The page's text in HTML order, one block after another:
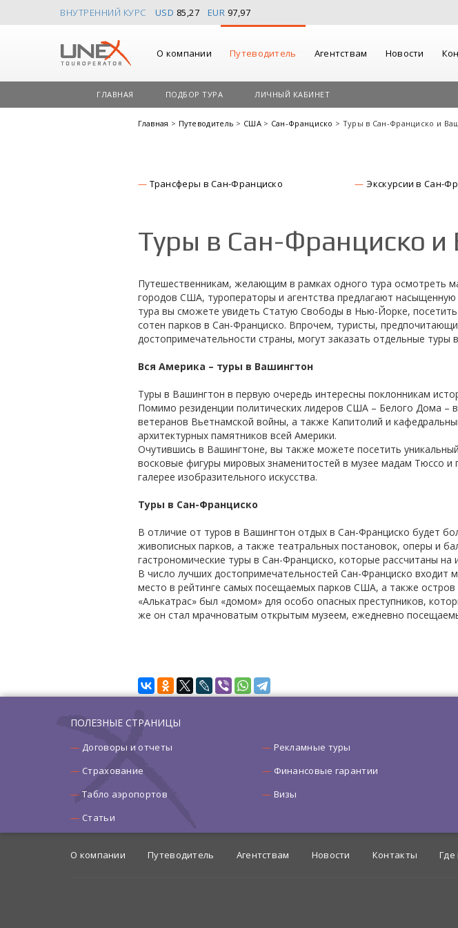
ВНУТРЕННИЙ КУРС USD 85,27 EUR 97,97
О компании Путеводитель Агентствам Новости
ГЛАВНАЯ ПОДБОР ТУРА ЛИЧНЫЙ КАБИНЕТ
Главная > Путеводитель > США > Сан-Франциско > Туры в Сан-Франциско и
Трансферы в Сан-Франциско Экскурсии в Сан-
Туры в Сан-Франциско и
Путешественникам, желающим в рамках одного тура осмотреть
городов США, туроператоры и агентства предлагают
тура вы сможете увидеть Статую Свободы в Нью-Йорке,
сотен парков в Сан-Франциско. Впрочем, туристы,
достопримечательности страны, могут заказать отдельные
Вся Америка – туры в Вашингтон
Туры в Вашингтон в первую очередь интересны поклонникам
Помимо резиденции политических лидеров США – Белого Дома
ветеранов Вьетнамской войны, а также Капитолий и
архитектурных памятников всей Америки.
Очутившись в Вашингтоне, вы также можете посетить
восковые фигуры мировых знаменитостей в музее мадам Тюссо
галерее изобразительного искусства.
Туры в Сан-Франциско
В отличие от туров в Вашингтон отдых в Сан-Франциско будет
живописных парков, а также театральных постановок, оперы и
гастрономические туры в Сан-Франциско, которые рассчитаны
В число лучших достопримечательностей Сан-Франциско
место в рейтинге самых посещаемых парков США, а также
«Алькатрас» был «домом» для особо опасных преступников,
же он стал мрачноватым открытым музеем, ежедневно
ПОЛЕЗНЫЕ СТРАНИЦЫ
Договоры и отчеты
Рекламные туры
Страхование
Финансовые гарантии
Табло аэропортов
Визы
Статьи
О компании Путеводитель Агентствам Новости Контакты Где